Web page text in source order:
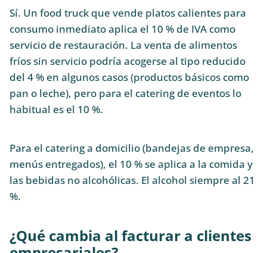
Sí. Un food truck que vende platos calientes para
consumo inmediato aplica el 10 % de IVA como
servicio de restauración. La venta de alimentos
fríos sin servicio podría acogerse al tipo reducido
del 4 % en algunos casos (productos básicos como
pan o leche), pero para el catering de eventos lo
habitual es el 10 %.
Para el catering a domicilio (bandejas de empresa,
menús entregados), el 10 % se aplica a la comida y
las bebidas no alcohólicas. El alcohol siempre al 21
%.
¿Qué cambia al facturar a clientes